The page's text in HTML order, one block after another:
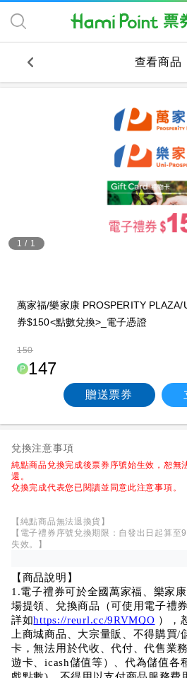
查看商品
1 / 1
萬家福/樂家康 PROSPERITY
券$150<點數兌換>_電子憑證
150
147
贈送票券
兌換注意事項
純點商品兌換完成後票券序號始生效，恕無
還。
兌換完成代表您已閱讀並同意此注意事項。
【純點商品無法退換貨】
【電子禮券序號兌換期限：自發出日起算
失效。】
【商品說明】
1.電子禮券可於全國萬家福、樂家
場提領、兌換商品（可使用電子禮
詳如https://reurl.cc/9RVMQO ），
上商城商品、大宗量販、不得購買/
卡，無法用於代收、代付、代售業
遊卡、icash儲值等）、代為儲值各